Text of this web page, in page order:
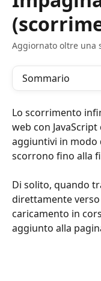
Aggiornato oltre una
Sommario
Lo scorrimento
web con
aggiuntivi in
scorrono fino alla
Di solito, quando
direttamente
caricamento in
aggiunto alla